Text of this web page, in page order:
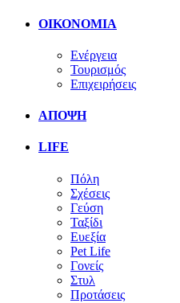
ΟΙΚΟΝΟΜΙΑ
Ενέργεια
Τουρισμός
Επιχειρήσεις
ΑΠΟΨΗ
LIFE
Πόλη
Σχέσεις
Γεύση
Ταξίδι
Ευεξία
Pet Life
Γονείς
Στυλ
Προτάσεις